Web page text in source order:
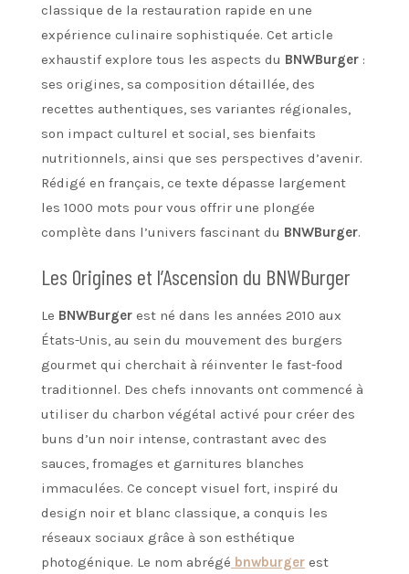
classique de la restauration rapide en une
expérience culinaire sophistiquée. Cet article
exhaustif explore tous les aspects du BNWBurger :
ses origines, sa composition détaillée, des
recettes authentiques, ses variantes régionales,
son impact culturel et social, ses bienfaits
nutritionnels, ainsi que ses perspectives d’avenir.
Rédigé en français, ce texte dépasse largement
les 1000 mots pour vous offrir une plongée
complète dans l’univers fascinant du BNWBurger.
Les Origines et l’Ascension du BNWBurger
Le BNWBurger est né dans les années 2010 aux
États-Unis, au sein du mouvement des burgers
gourmet qui cherchait à réinventer le fast-food
traditionnel. Des chefs innovants ont commencé à
utiliser du charbon végétal activé pour créer des
buns d’un noir intense, contrastant avec des
sauces, fromages et garnitures blanches
immaculées. Ce concept visuel fort, inspiré du
design noir et blanc classique, a conquis les
réseaux sociaux grâce à son esthétique
photogénique. Le nom abrégé bnwburger est